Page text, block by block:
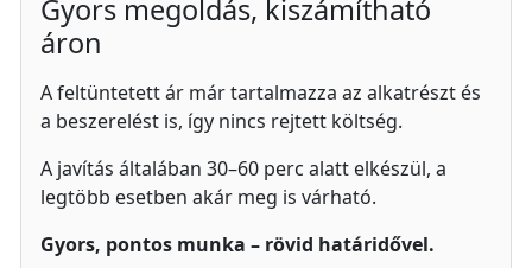
Gyors megoldás, kiszámítható
áron
A feltüntetett ár már tartalmazza az alkatrészt és
a beszerelést is, így nincs rejtett költség.
A javítás általában 30–60 perc alatt elkészül, a
legtöbb esetben akár meg is várható.
Gyors, pontos munka – rövid határidővel.